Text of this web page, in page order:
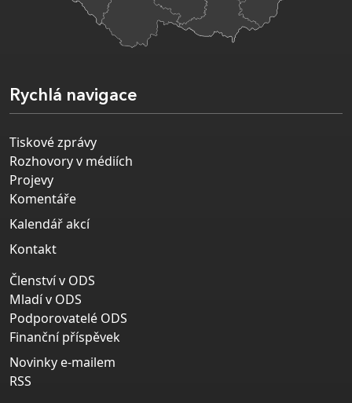
Rychlá navigace
Tiskové zprávy
Rozhovory v médiích
Projevy
Komentáře
Kalendář akcí
Kontakt
Členství v ODS
Mladí v ODS
Podporovatelé ODS
Finanční příspěvek
Novinky e-mailem
RSS